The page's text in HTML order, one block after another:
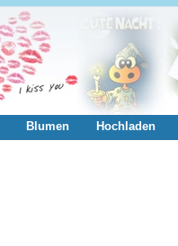
Blumen Hochladen